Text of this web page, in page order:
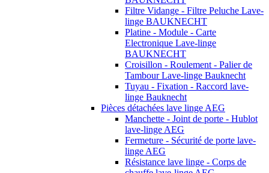
Filtre Vidange - Filtre Peluche Lave-
linge BAUKNECHT
Platine - Module - Carte
Electronique Lave-linge
BAUKNECHT
Croisillon - Roulement - Palier de
Tambour Lave-linge Bauknecht
Tuyau - Fixation - Raccord lave-
linge Bauknecht
Pièces détachées lave linge AEG
Manchette - Joint de porte - Hublot
lave-linge AEG
Fermeture - Sécurité de porte lave-
linge AEG
Résistance lave linge - Corps de